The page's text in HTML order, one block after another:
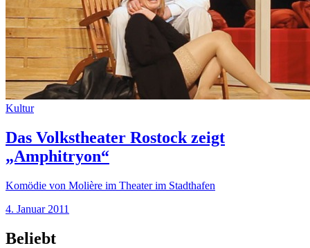
Kultur
Das Volkstheater Rostock zeigt
„Amphitryon“
Komödie von Molière im Theater im Stadthafen
4. Januar 2011
Beliebt